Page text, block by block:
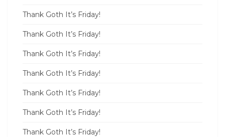
Thank Goth It’s Friday!
Thank Goth It’s Friday!
Thank Goth It’s Friday!
Thank Goth It’s Friday!
Thank Goth It’s Friday!
Thank Goth It’s Friday!
Thank Goth It’s Friday!